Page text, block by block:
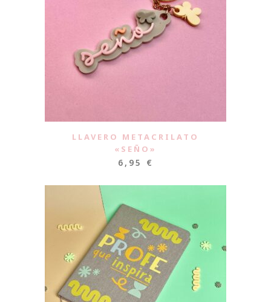
LLAVERO METACRILATO
«SEÑO»
6,95 €